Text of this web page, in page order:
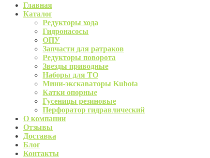
Главная
Каталог
Редукторы хода
Гидронасосы
ОПУ
Запчасти для ратраков
Редукторы поворота
Звезды приводные
Наборы для ТО
Мини-экскаваторы Kubota
Катки опорные
Гусеницы резиновые
Перфоратор гидравлический
О компании
Отзывы
Доставка
Блог
Контакты